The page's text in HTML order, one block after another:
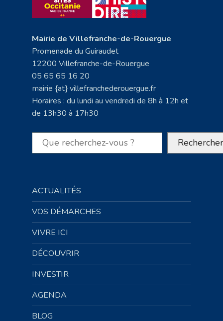
Mairie de Villefranche-de-Rouergue
Promenade du Guiraudet
12200 Villefranche-de-Rouergue
05 65 65 16 20
mairie {at} villefranchederouergue.fr
Horaires : du lundi au vendredi de 8h à 12h et
de 13h30 à 17h30
Rechercher Rechercher
ACTUALITÉS
VOS DÉMARCHES
VIVRE ICI
DÉCOUVRIR
INVESTIR
AGENDA
BLOG